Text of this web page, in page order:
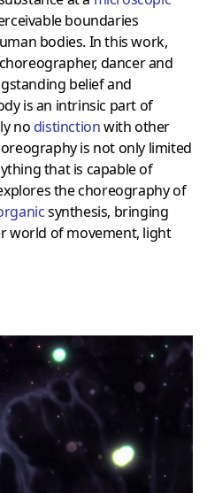
boundaries
bodies. In this work,
dancer and
belief and
is an intrinsic part of
no distinctionwith other
is not only limited
that is capable of
the choreography of
synthesis, bringing
world of movement, light